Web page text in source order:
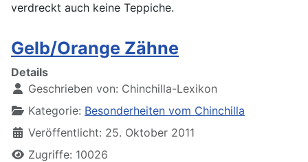
verdreckt auch keine Teppiche.
Gelb/Orange Zähne
Details
Geschrieben von: Chinchilla-Lexikon
Kategorie: Besonderheiten vom Chinchilla
Veröffentlicht: 25. Oktober 2011
Zugriffe: 10026